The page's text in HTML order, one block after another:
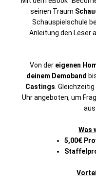
seinen Traum
Schauspielschule
Anleitung den Leser
Von der eigenen
deinem Demoband
Castings .
Uhr angeboten, um
Was
5,00€